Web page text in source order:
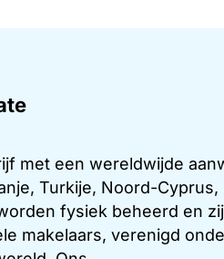
met een wereldwijde
Turkije, Noord-Cyprus,
fysiek beheerd en
makelaars, verenigd